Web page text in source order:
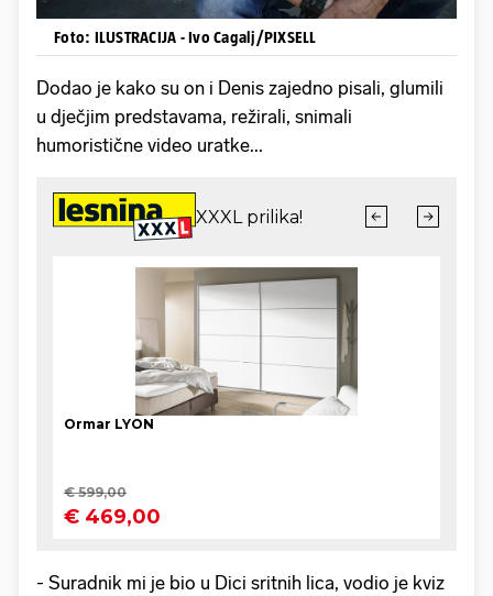
Foto: ILUSTRACIJA - Ivo Cagalj/PIXSELL
Dodao je kako su on i Denis zajedno pisali, glumili
u dječjim predstavama, režirali, snimali
humoristične video uratke...
- Suradnik mi je bio u Dici sritnih lica, vodio je kviz